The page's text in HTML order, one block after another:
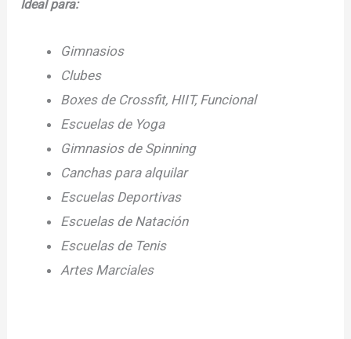
Ideal para:
Gimnasios
Clubes
Boxes de Crossfit, HIIT, Funcional
Escuelas de Yoga
Gimnasios de Spinning
Canchas para alquilar
Escuelas Deportivas
Escuelas de Natación
Escuelas de Tenis
Artes Marciales